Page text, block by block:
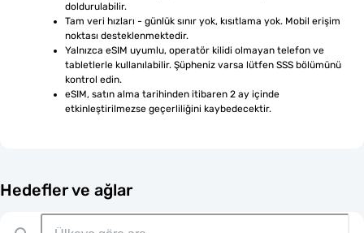
doldurulabilir.
Tam veri hızları - günlük sınır yok, kısıtlama yok. Mobil erişim
noktası desteklenmektedir.
Yalnızca eSIM uyumlu, operatör kilidi olmayan telefon ve
tabletlerle kullanılabilir. Şüpheniz varsa lütfen SSS bölümünü
kontrol edin.
eSIM, satın alma tarihinden itibaren 2 ay içinde
etkinleştirilmezse geçerliliğini kaybedecektir.
Hedefler ve ağlar